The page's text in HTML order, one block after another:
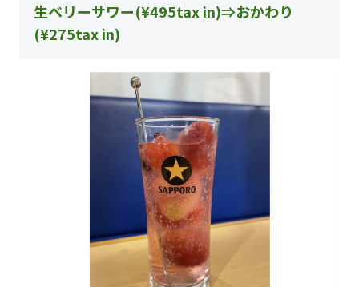
生ベリーサワー(¥495tax in)⇒おかわり
(¥275tax in)